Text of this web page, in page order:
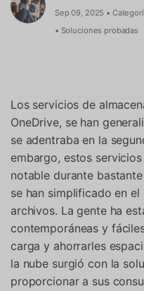
Sep 09, 2025 •
• Soluciones probadas
Los servicios de
OneDrive, se han
se adentraba en la
embargo, estos
notable durante
se han simplificado en
archivos. La gente ha
contemporáneas y
carga y ahorrarles
la nube surgió con la
proporcionar a sus